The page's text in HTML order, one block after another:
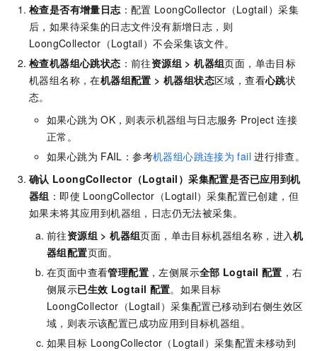
检查是否有增量日志：配置 LoongCollector（Logtail）采集
后，如果待采集的日志文件没有新增日志，则
LoongCollector（Logtail）不会采集该文件。
检查机器组心跳状态 ：前往资源组 >机器组页面，单击目标
机器组名称，在机器组配置 >机器组状态区域，查看心跳状
态。
如果心跳为 OK，则表示机器组与日志服务 Project 连接
正常。
如果心跳为 FAIL：参考机器组心跳连接为 fail 进行排查。
确认 LoongCollector（Logtail）采集配置是否已应用到机
器组 ：即使 LoongCollector（Logtail）采集配置已创建，但
如果未将其应用到机器组，日志仍无法被采集。
前往资源组 >机器组页面，单击目标机器组名称，进入机
器组配置页面。
在页面中查看管理配置 ，左侧展示全部 Logtail 配置 ，右
侧展示已生效 Logtail 配置。如果目标
LoongCollector（Logtail）采集配置已移动到右侧生效区
域，则表示该配置已成功应用到目标机器组。
如果目标 LoongCollector（Logtail）采集配置未移动到